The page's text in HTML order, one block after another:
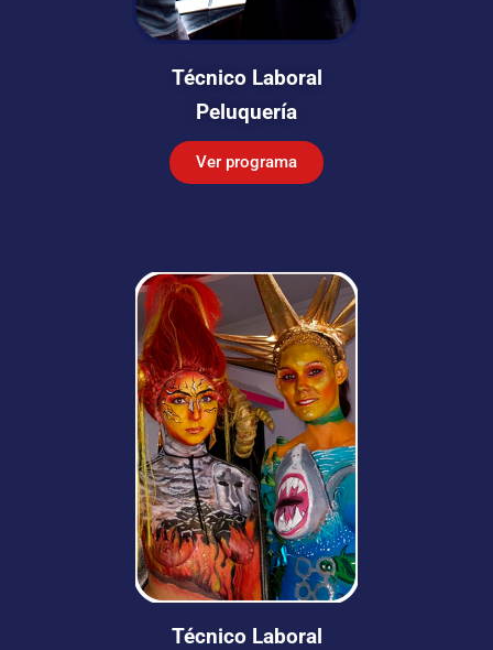
Técnico Laboral
Peluquería
Ver programa
Técnico Laboral